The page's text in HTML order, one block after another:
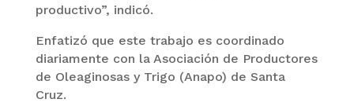
productivo”, indicó.
Enfatizó que este trabajo es coordinado
diariamente con la Asociación de Productores
de Oleaginosas y Trigo (Anapo) de Santa
Cruz.